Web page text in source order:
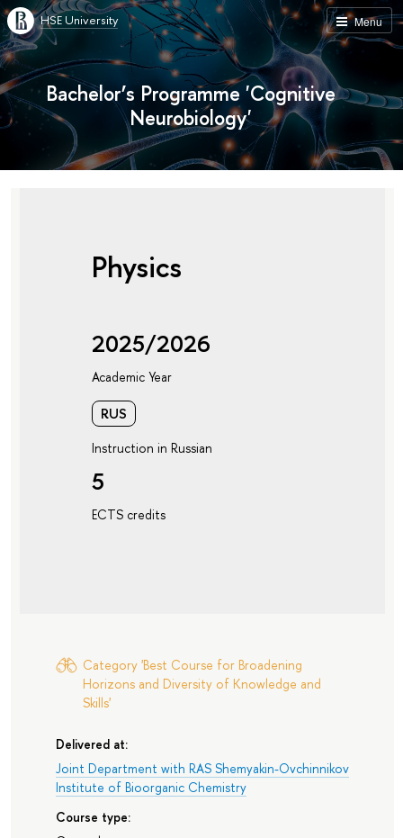
Menu
HSE University
Bachelor’s Programme 'Cognitive
Neurobiology'
Physics
2025/2026
Academic Year
RUS
Instruction in Russian
5
ECTS credits
Category 'Best Course for Broadening
Horizons and Diversity of Knowledge and
Skills'
Delivered at:
Joint Department with RAS Shemyakin-Ovchinnikov
Institute of Bioorganic Chemistry
Course type: